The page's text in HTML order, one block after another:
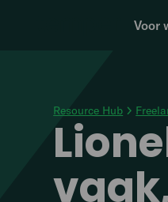
Voor
Resource Hub